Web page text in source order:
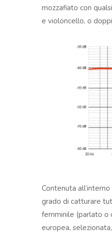
mozzafiato con
e violoncello, o
Contenuta
grado di catturare
femminile (parlato o
europea,